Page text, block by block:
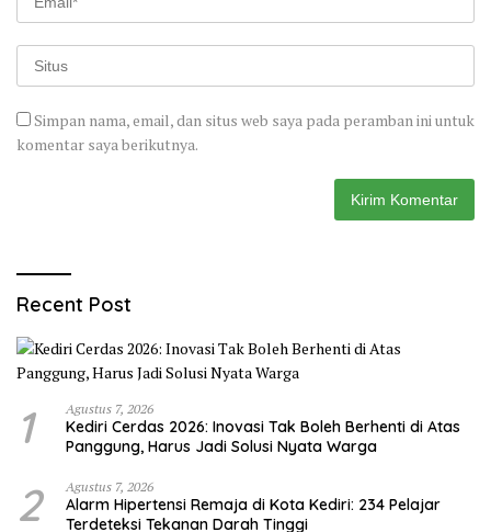
Simpan nama, email, dan situs web saya pada peramban ini untuk
komentar saya berikutnya.
Recent Post
1 Agustus 7, 2026
Kediri Cerdas 2026: Inovasi Tak Boleh Berhenti di Atas
Panggung, Harus Jadi Solusi Nyata Warga
2 Agustus 7, 2026
Alarm Hipertensi Remaja di Kota Kediri: 234 Pelajar
Terdeteksi Tekanan Darah Tinggi